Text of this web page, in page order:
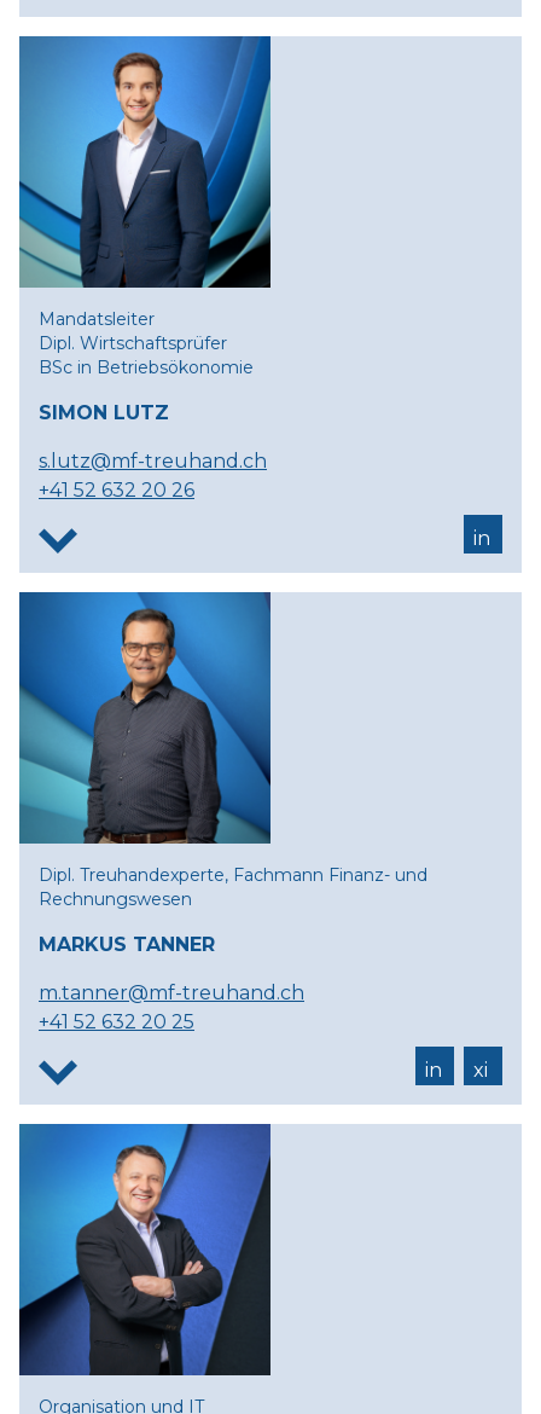
Mandatsleiter
Dipl. Wirtschaftsprüfer
BSc in Betriebsökonomie
SIMON LUTZ
s.lutz@mf-treuhand.ch
+41 52 632 20 26
in
Dipl. Treuhandexperte, Fachmann Finanz- und
Rechnungswesen
MARKUS TANNER
m.tanner@mf-treuhand.ch
+41 52 632 20 25
in xi
Organisation und IT